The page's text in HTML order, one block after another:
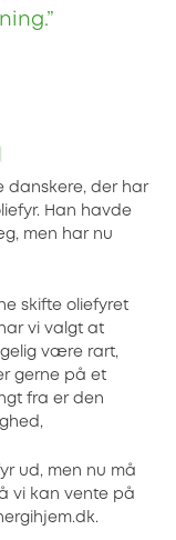
danskere, der har
Han havde
men har nu
skifte oliefyret
vi valgt at
være rart,
gerne på et
fra er den
ud, men nu må
vi kan vente på